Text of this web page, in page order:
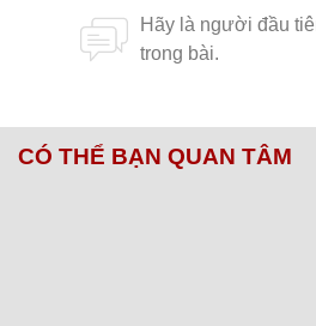
CÓ THỂ BẠN QUAN TÂM